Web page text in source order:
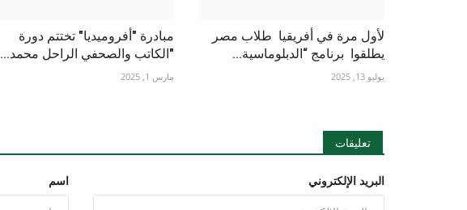
لأول مرة في أفريقيا طلاب مصر
يطلقوا برنامج “الدبلوماسية...
يوليو 13, 2025
مبادرة "أفروميديا" تختتم دورة
"الكاتب والصحفي الراحل محمد...
مارس 1, 2025
تعليقات
اسم البريد الإلكتروني